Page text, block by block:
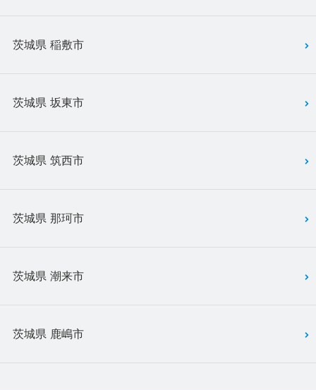
茨城県 稲敷市
茨城県 坂東市
茨城県 筑西市
茨城県 那珂市
茨城県 潮来市
茨城県 鹿嶋市